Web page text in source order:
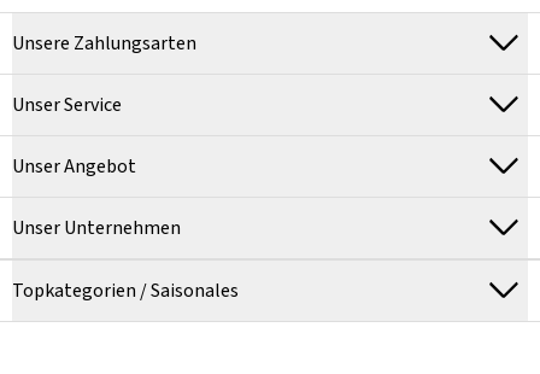
Unsere Zahlungsarten
Unser Service
Unser Angebot
Unser Unternehmen
Topkategorien / Saisonales